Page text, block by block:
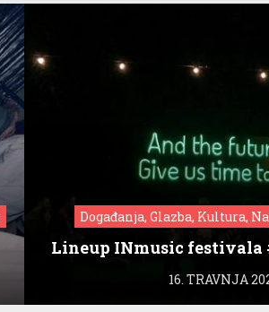
Događanja, Glazba, Kultura,
Lineup INmusic festivala
Zagreb?
16. TRAVNJA